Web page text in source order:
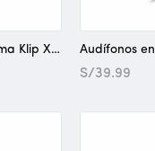
Audífonos en diadema Klip Xtreme Ikonic
S/39.99